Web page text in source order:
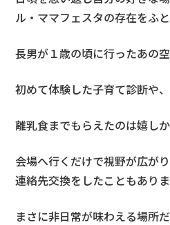
ル・ママフェスタの存在をふと
長男が１歳の頃に行ったあの空
初めて体験した子育て診断や
離乳食までもらえたのは嬉しか
会場へ行くだけで視野が広が
連絡先交換をしたこともありま
まさに非日常が味わえる場所だ